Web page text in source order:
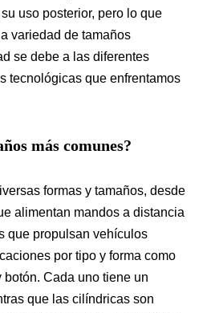
uso posterior, pero lo que
variedad de tamaños
se debe a las diferentes
tecnológicas que enfrentamos
más comunes?
formas y tamaños, desde
alimentan mandos a distancia
que propulsan vehículos
por tipo y forma como
Cada uno tiene un
que las cilíndricas son